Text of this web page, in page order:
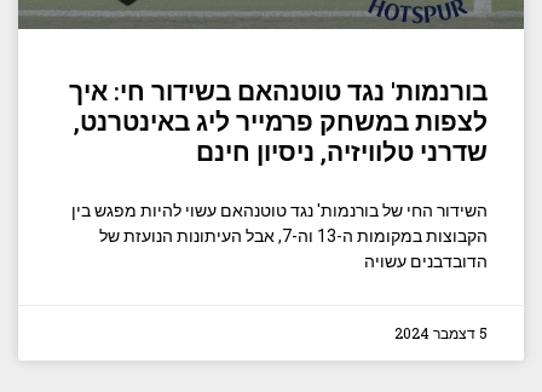
בורנמות' נגד טוטנהאם בשידור חי: איך
לצפות במשחק פרמייר ליג באינטרנט,
שדרני טלוויזיה, ניסיון חינם
השידור החי של בורנמות' נגד טוטנהאם עשוי להיות מפגש בין
הקבוצות במקומות ה-13 וה-7, אבל העיתונות הנועזת של
הדובדבנים עשויה
5 דצמבר 2024